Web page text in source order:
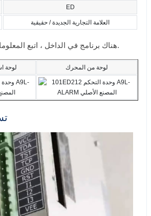
ED
العلامة التجارية الجديدة / حقيقية
هناك برنامج في الداخل ، اتبع المعلومات المطلوبة للبرمجة.
لوحة لوحة من المحرك